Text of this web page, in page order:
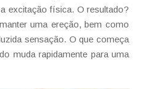
excitação física. O resultado?
uma ereção, bem como
sensação. O que começa
muda rapidamente para uma